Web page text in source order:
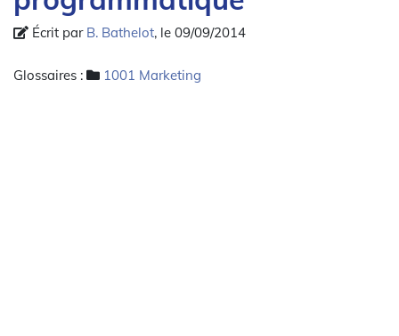
Écrit par B. Bathelot, le 09/09/2014
Glossaires : 1001 Marketing